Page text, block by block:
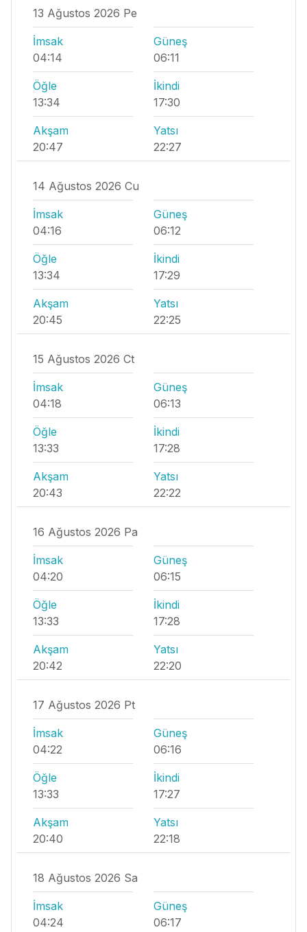
13 Ağustos 2026 Pe
İmsak
04:14
Güneş
06:11
Öğle
13:34
İkindi
17:30
Akşam
20:47
Yatsı
22:27
14 Ağustos 2026 Cu
İmsak
04:16
Güneş
06:12
Öğle
13:34
İkindi
17:29
Akşam
20:45
Yatsı
22:25
15 Ağustos 2026 Ct
İmsak
04:18
Güneş
06:13
Öğle
13:33
İkindi
17:28
Akşam
20:43
Yatsı
22:22
16 Ağustos 2026 Pa
İmsak
04:20
Güneş
06:15
Öğle
13:33
İkindi
17:28
Akşam
20:42
Yatsı
22:20
17 Ağustos 2026 Pt
İmsak
04:22
Güneş
06:16
Öğle
13:33
İkindi
17:27
Akşam
20:40
Yatsı
22:18
18 Ağustos 2026 Sa
İmsak
04:24
Güneş
06:17